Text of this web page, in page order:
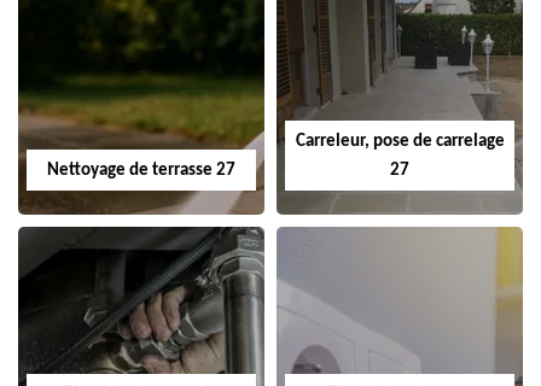
Nettoyage de terrasse 27
Carreleur, pose de carrelage
27